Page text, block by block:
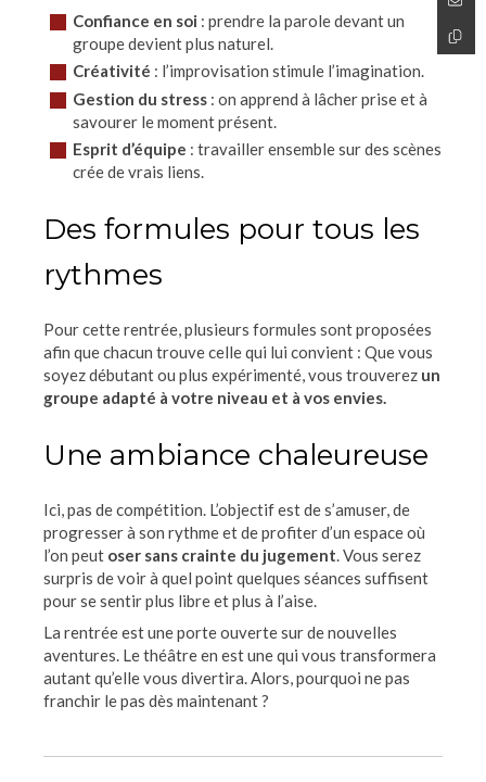
Confiance en soi : prendre la parole devant un
groupe devient plus naturel.
Créativité : l’improvisation stimule l’imagination.
Gestion du stress : on apprend à lâcher prise et à
savourer le moment présent.
Esprit d’équipe : travailler ensemble sur des scènes
crée de vrais liens.
Des formules pour tous les
rythmes
Pour cette rentrée, plusieurs formules sont proposées
afin que chacun trouve celle qui lui convient : Que vous
soyez débutant ou plus expérimenté, vous trouverez un
groupe adapté à votre niveau et à vos envies.
Une ambiance chaleureuse
Ici, pas de compétition. L’objectif est de s’amuser, de
progresser à son rythme et de profiter d’un espace où
l’on peut oser sans crainte du jugement. Vous serez
surpris de voir à quel point quelques séances suffisent
pour se sentir plus libre et plus à l’aise.
La rentrée est une porte ouverte sur de nouvelles
aventures. Le théâtre en est une qui vous transformera
autant qu’elle vous divertira. Alors, pourquoi ne pas
franchir le pas dès maintenant ?